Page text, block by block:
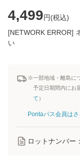
4,499円(税込)
[NETWORK ERROR]
い
※一部地域・離島に
予定日期間内にお
て ）
Pontaパス会員は
ロットナンバー：